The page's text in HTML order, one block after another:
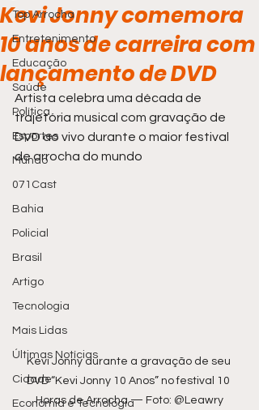
Top Arrocha
Entretenimento
Educação
Saúde
Política
Esportes
Mundo
071Cast
Bahia
Policial
Brasil
Artigo
Tecnologia
Mais Lidas
Últimas Notícias
Cidade
Economia e Tecnologia
Kevi Jonny comemora
10 anos de carreira com
lançamento de DVD
Artista celebra uma década de
trajetória musical com gravação de
DVD ao vivo durante o maior festival
de arrocha do mundo
Kevi Jonny durante a gravação de seu
DVD “Kevi Jonny 10 Anos” no festival 10
Horas de Arrocha — Foto: @Leawry